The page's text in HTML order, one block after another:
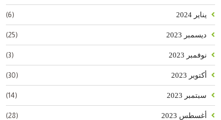
يناير 2024 (6)
ديسمبر 2023 (25)
نوفمبر 2023 (3)
أكتوبر 2023 (30)
سبتمبر 2023 (14)
أغسطس 2023 (28)